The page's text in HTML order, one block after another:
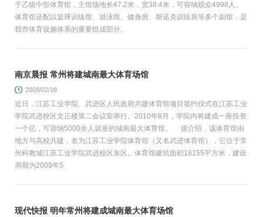
于乙级中型体育馆，主馆场地长47.2米，宽38.4米，可容纳观众4998人。
体育馆还配以篮球训练馆、游泳馆、健身房、斯诺克训练房等多个副馆，是
我市体育设施体系的重要组成部分。
南京晨报 常州将建城南最大体育场馆
2009/02/18
近日，江苏工业学院、武进区人民政府共建体育馆项目签约仪式在江苏工业
学院武进校区文正楼第二会议室举行。2010年8月，学院内将建成一座投资
一个亿，可容纳5000余人就座的城南最大体育馆。 据介绍，该体育馆由
地方与高校共建，名为江苏工业学院体育馆（又名武进体育馆），它位于常
州科教城江苏工业学院武进校区东区。体育馆建筑面积18155平方米，建设
周期为2009年5
现代快报 明年常州将建成城南最大体育场馆